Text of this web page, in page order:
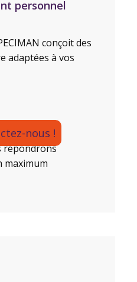
personnel
conçoit des
adaptées à vos
nous !
répondrons
maximum